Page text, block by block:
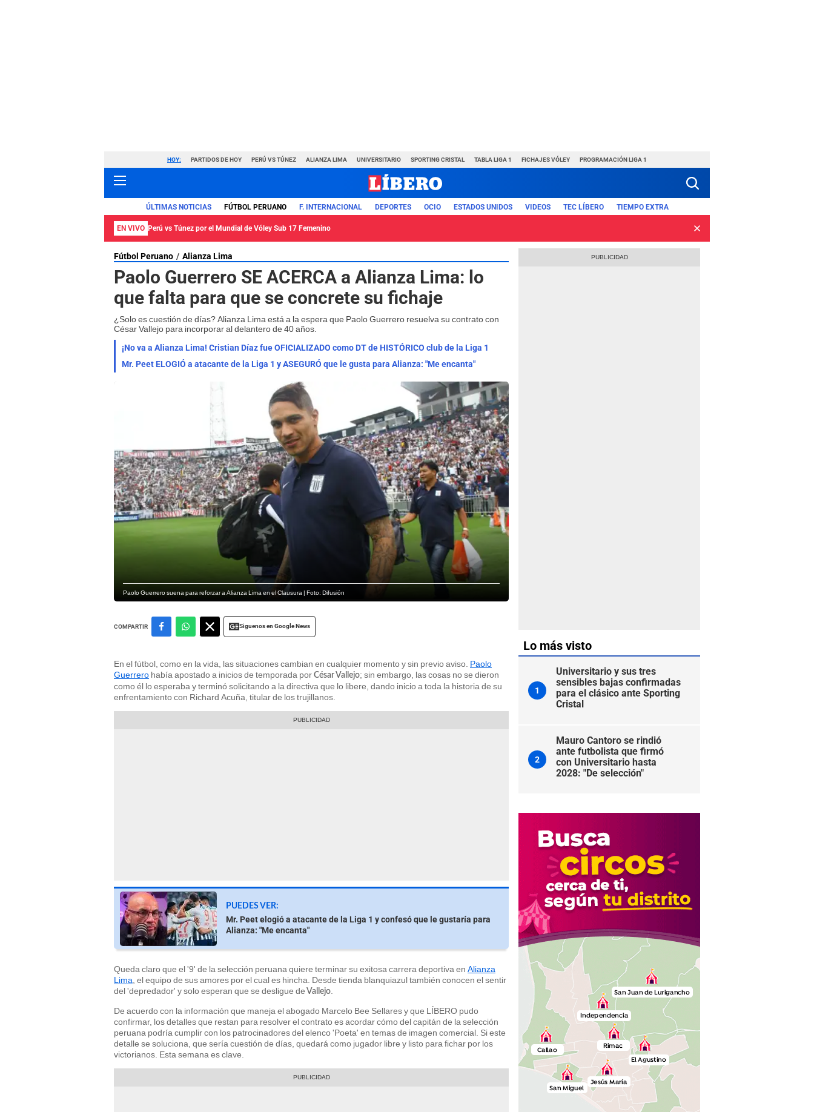
HOY: PARTIDOS DE HOY PERÚ VS TÚNEZ ALIANZA LIMA UNIVERSITARIO SPORTING CRISTAL TABLA LIGA 1 FICHAJES VÓLEY PROGRAMACIÓN LIGA 1
ÚLTIMAS NOTICIAS FÚTBOL PERUANO F. INTERNACIONAL DEPORTES OCIO ESTADOS UNIDOS VIDEOS TEC LÍBERO TIEMPO EXTRA
EN VIVO Perú vs Túnez por el Mundial de Vóley Sub 17 Femenino
Fútbol Peruano Alianza Lima
Paolo Guerrero SE ACERCA a Alianza Lima: lo
que falta para que se concrete su fichaje
¿Solo es cuestión de días? Alianza Lima está a la espera que Paolo Guerrero resuelva su contrato con
César Vallejo para incorporar al delantero de 40 años.
¡No va a Alianza Lima! Cristian Díaz fue OFICIALIZADO como DT de HISTÓRICO club de la Liga 1
Mr. Peet ELOGIÓ a atacante de la Liga 1 y ASEGURÓ que le gusta para Alianza: "Me encanta"
Paolo Guerrero suena para reforzar a Alianza Lima en el Clausura | Foto: Difusión
COMPARTIR Siguenos en Google News
En el fútbol, como en la vida, las situaciones cambian en cualquier momento y sin previo aviso. Paolo
Guerrero había apostado a inicios de temporada por César Vallejo; sin embargo, las cosas no se dieron
como él lo esperaba y terminó solicitando a la directiva que lo libere, dando inicio a toda la historia de su
enfrentamiento con Richard Acuña, titular de los trujillanos.
PUEDES VER:
Mr. Peet elogió a atacante de la Liga 1 y confesó que le gustaría para
Alianza: "Me encanta"
Queda claro que el '9' de la selección peruana quiere terminar su exitosa carrera deportiva en Alianza
Lima , el equipo de sus amores por el cual es hincha. Desde tienda blanquiazul también conocen el sentir
del 'depredador' y solo esperan que se desligue de Vallejo
De acuerdo con la información que maneja el abogado Marcelo Bee Sellares y que LÍBERO pudo
confirmar, los detalles que restan para resolver el contrato es acordar cómo del capitán de la selección
peruana podría cumplir con los patrocinadores del elenco 'Poeta' en temas de imagen comercial. Si este
detalle se soluciona, que sería cuestión de días, quedará como jugador libre y listo para fichar por los
victorianos. Esta semana es clave.
Lo más visto
1
Universitario y sus tres
sensibles bajas confirmadas
para el clásico ante Sporting
Cristal
2
Mauro Cantoro se rindió
ante futbolista que firmó
con Universitario hasta
2028: "De selección"